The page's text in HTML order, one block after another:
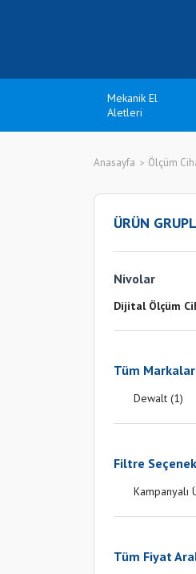
Mekanik El
Aletleri
Anasayfa Ölçüm
ÜRÜN
Nivolar
Dijital Ölçüm
Tüm Markalar
Dewalt (1)
Filtre
Kampanyalı
Tüm Fiyat